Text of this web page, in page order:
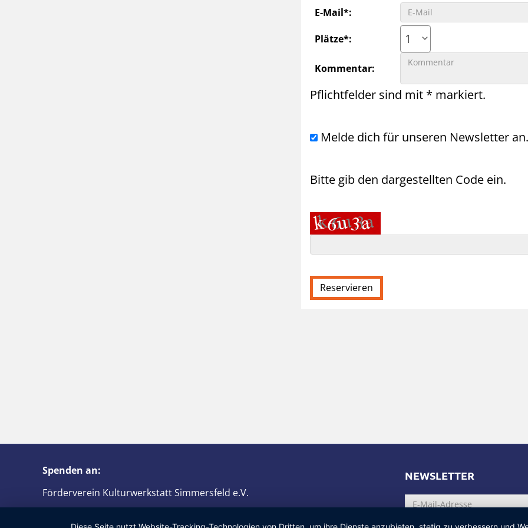
E-Mail*:
Plätze*: 1
Kommentar:
Pflichtfelder sind mit * markiert.
Melde dich für unseren Newsletter an.
Bitte gib den dargestellten Code ein.
Spenden an:
Förderverein Kulturwerkstatt Simmersfeld e.V.
NEWSLETTER
function scrollHeaderFunction(){ ?>